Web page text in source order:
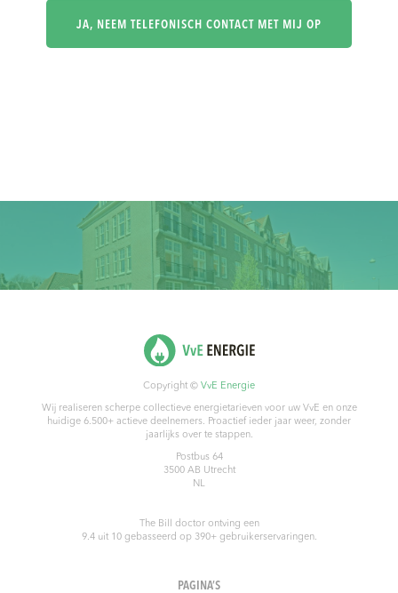
Copyright © VvE Energie
Wij realiseren scherpe collectieve energietarieven voor uw VvE en onze
huidige 6.500+ actieve deelnemers. Proactief ieder jaar weer, zonder
jaarlijks over te stappen.
Postbus 64
3500 AB Utrecht
NL
The Bill doctorontving een
9.4uit 10gebasseerd op 390+ gebruikerservaringen.
PAGINA’S